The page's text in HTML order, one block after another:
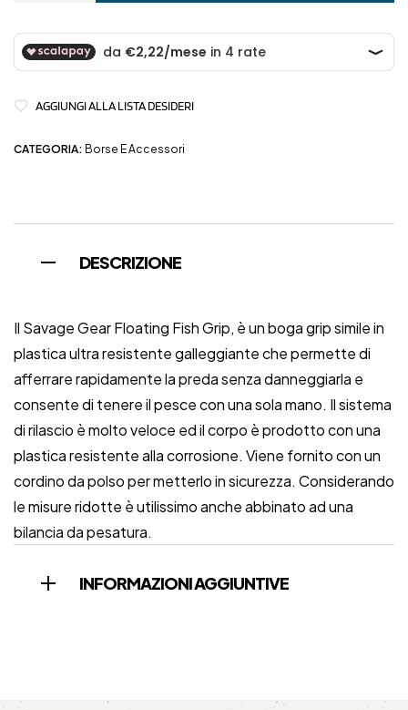
AGGIUNGI ALLA LISTA DESIDERI
CATEGORIA: Borse E Accessori
DESCRIZIONE
Il Savage Gear Floating Fish Grip, è un boga grip simile in
plastica ultra resistente galleggiante che permette di
afferrare rapidamente la preda senza danneggiarla e
consente di tenere il pesce con una sola mano. Il sistema
di rilascio è molto veloce ed il corpo è prodotto con una
plastica resistente alla corrosione. Viene fornito con un
cordino da polso per metterlo in sicurezza. Considerando
le misure ridotte è utilissimo anche abbinato ad una
bilancia da pesatura.
INFORMAZIONI AGGIUNTIVE